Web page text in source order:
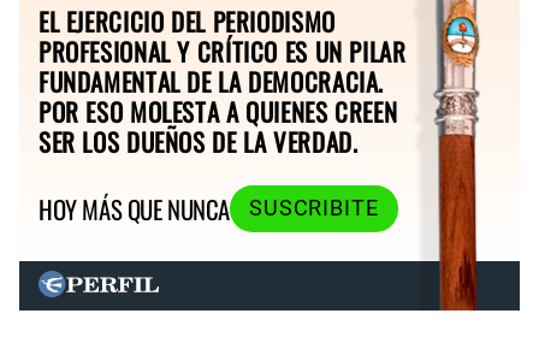
EL EJERCICIO DEL PERIODISMO
PROFESIONAL Y CRÍTICO ES UN PILAR
FUNDAMENTAL DE LA DEMOCRACIA.
POR ESO MOLESTA A QUIENES CREEN
SER LOS DUEÑOS DE LA VERDAD.
HOY MÁS QUE NUNCA
SUSCRIBITE